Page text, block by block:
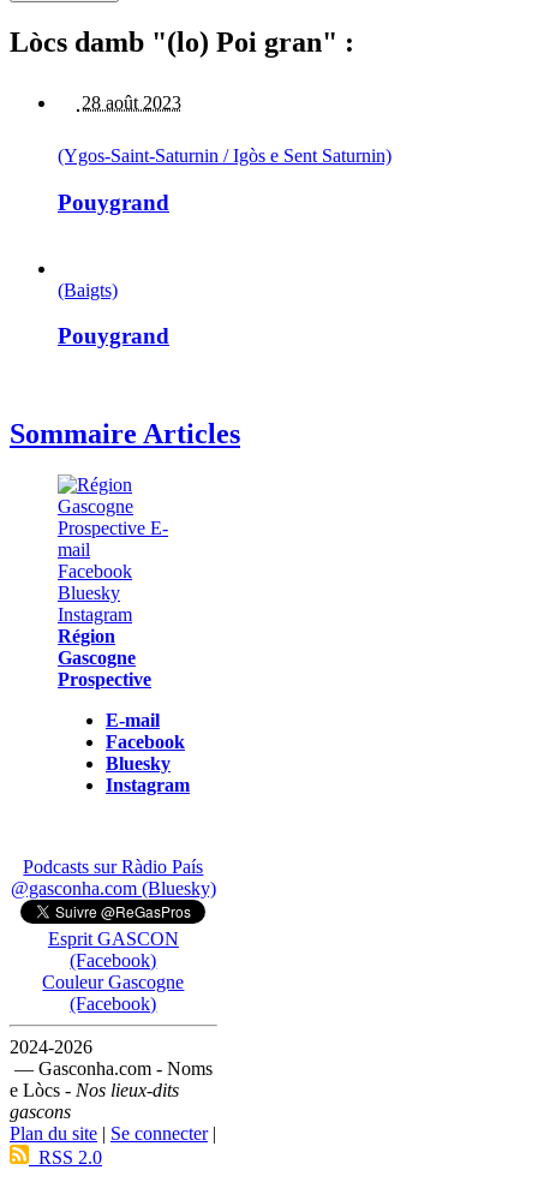
Lòcs damb "(lo) Poi gran" :
28 août 2023
(Ygos-Saint-Saturnin / Igòs e Sent Saturnin)
Pouygrand
(Baigts)
Pouygrand
Sommaire Articles
Région
Gascogne
Prospective
E-mail
Facebook
Bluesky
Instagram
Podcasts sur Ràdio País
@gasconha.com (Bluesky)
Esprit GASCON
(Facebook)
Couleur Gascogne
(Facebook)
2024-2026
— Gasconha.com - Noms
e Lòcs - Nos lieux-dits
gascons
Plan du site | Se connecter|
RSS 2.0